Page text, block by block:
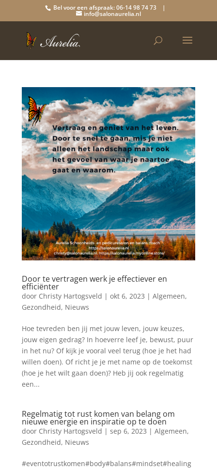
Bel voor een afspraak: 06-14 98 74 73 |
info@salonaurelia.nl
Door te vertragen werk je effectiever en
efficiënter
door Christy Hartogsveld | okt 6, 2023 | Algemeen,
Gezondheid, Nieuws
Hoe tevreden ben jij met jouw leven, jouw keuzes,
jouw eigen gedrag? In hoeverre leef je, bewust, puur
in het nu? Of kijk je vooral veel terug (hoe je het had
willen doen). Of richt je je met name op de toekomst
(hoe je het wilt gaan doen)? Heb jij ook regelmatig
een...
Regelmatig tot rust komen van belang om
nieuwe energie en inspiratie op te doen
door Christy Hartogsveld | sep 6, 2023 | Algemeen,
Gezondheid, Nieuws
#eventotrustkomen#body#balans#mindset#healing